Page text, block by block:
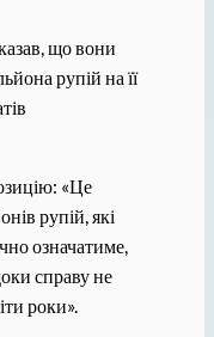
що вони
рупій на її
«Це
рупій, які
означатиме,
справу не
роки».